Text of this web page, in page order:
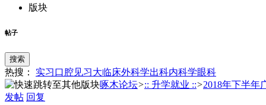
版块
帖子
搜索
热搜： 实习口腔见习大临床外科学出科内科学眼科
啄木论坛>:: 升学就业 ::>2018年下半年
发帖 回复